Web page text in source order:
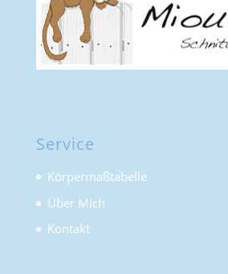
Service
Körpermaßtabelle
Über Mich
Kontakt